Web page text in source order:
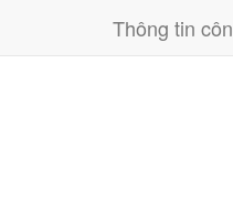
Thông tin